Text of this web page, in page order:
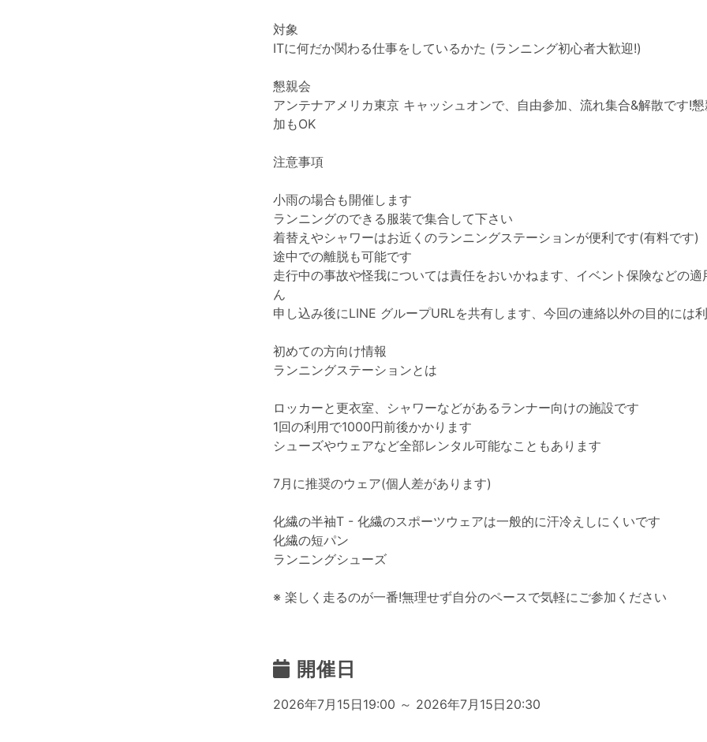
対象
ITに何だか関わる仕事をしているかた (ランニング初心者大歓迎!)
懇親会
アンテナアメリカ東京 キャッシュオンで、自由参加、流れ集合&解散です!
加もOK
注意事項
小雨の場合も開催します
ランニングのできる服装で集合して下さい
着替えやシャワーはお近くのランニングステーションが便利です(有料です)
途中での離脱も可能です
走行中の事故や怪我については責任をおいかねます、イベント保険などの適
ん
申し込み後にLINE グループURLを共有します、今回の連絡以外の目的には
初めての方向け情報
ランニングステーションとは
ロッカーと更衣室、シャワーなどがあるランナー向けの施設です
1回の利用で1000円前後かかります
シューズやウェアなど全部レンタル可能なこともあります
7月に推奨のウェア(個人差があります)
化繊の半袖T - 化繊のスポーツウェアは一般的に汗冷えしにくいです
化繊の短パン
ランニングシューズ
※ 楽しく走るのが一番!無理せず自分のペースで気軽にご参加ください
開催日
2026年7月15日19:00 ～ 2026年7月15日20:30